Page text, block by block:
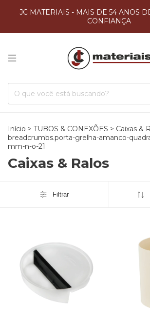
JC MATERIAIS - MAIS DE 54 ANOS
CONFIANÇA
Início > TUBOS & CONEXÕES > Caixas &
breadcrumbs.porta-grelha-amanco-
mm-n-o-21
Caixas & Ralos
Filtrar